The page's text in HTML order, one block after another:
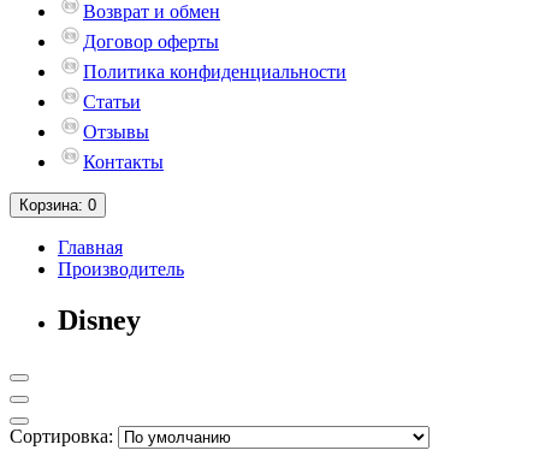
Возврат и обмен
Договор оферты
Политика конфиденциальности
Статьи
Отзывы
Контакты
Корзина: 0
Главная
Производитель
Disney
Сортировка: